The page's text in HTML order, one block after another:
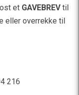
et GAVEBREVtil
eller overrekke til
216